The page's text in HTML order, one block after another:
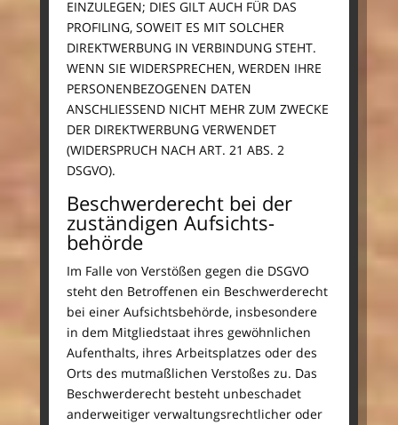
EINZULEGEN; DIES GILT AUCH FÜR DAS
PROFILING, SOWEIT ES MIT SOLCHER
DIREKTWERBUNG IN VERBINDUNG STEHT.
WENN SIE WIDERSPRECHEN, WERDEN IHRE
PERSONENBEZOGENEN DATEN
ANSCHLIESSEND NICHT MEHR ZUM ZWECKE
DER DIREKTWERBUNG VERWENDET
(WIDERSPRUCH NACH ART. 21 ABS. 2
DSGVO).
Beschwerde­recht bei der
zuständigen Aufsichts­
behörde
Im Falle von Verstößen gegen die DSGVO
steht den Betroffenen ein Beschwerderecht
bei einer Aufsichtsbehörde, insbesondere
in dem Mitgliedstaat ihres gewöhnlichen
Aufenthalts, ihres Arbeitsplatzes oder des
Orts des mutmaßlichen Verstoßes zu. Das
Beschwerderecht besteht unbeschadet
anderweitiger verwaltungsrechtlicher oder